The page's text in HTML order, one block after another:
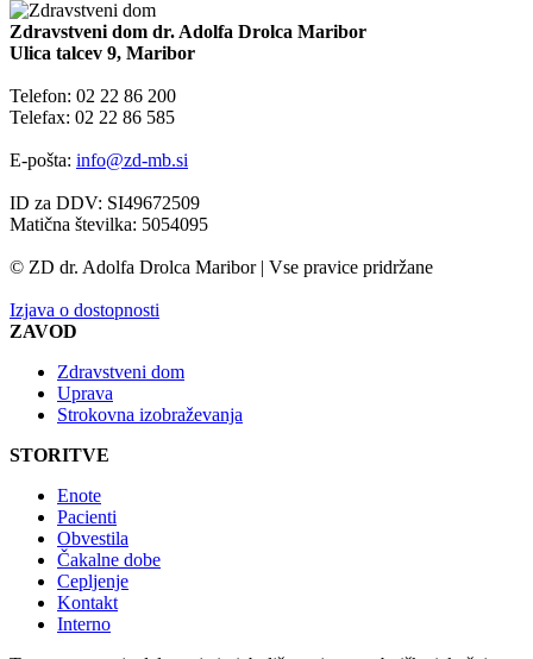
Zdravstveni dom dr. Adolfa Drolca Maribor
Ulica talcev 9, Maribor
Telefon: 02 22 86 200
Telefax: 02 22 86 585
E-pošta: info@zd-mb.si
ID za DDV: SI49672509
Matična številka: 5054095
© ZD dr. Adolfa Drolca Maribor | Vse pravice pridržane
Izjava o dostopnosti
ZAVOD
Zdravstveni dom
Uprava
Strokovna izobraževanja
STORITVE
Enote
Pacienti
Obvestila
Čakalne dobe
Cepljenje
Kontakt
Interno